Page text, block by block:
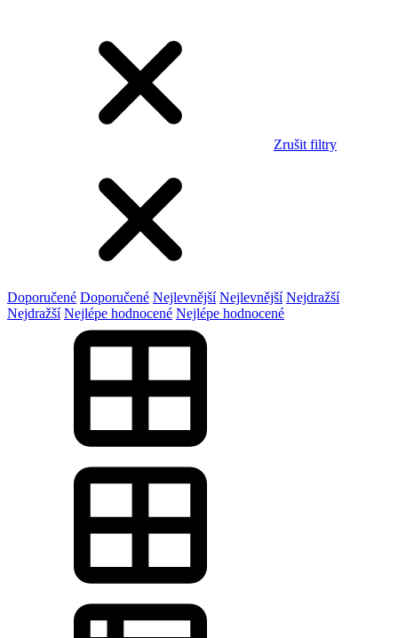
Zrušit filtry
Doporučené Doporučené Nejlevnější Nejlevnější Nejdražší
Nejdražší Nejlépe hodnocené Nejlépe hodnocené